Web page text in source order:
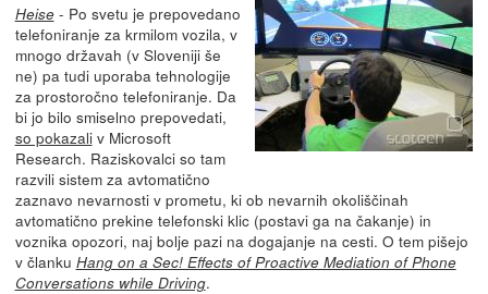
Heise- Po svetu je prepovedano
telefoniranje za krmilom vozila, v
mnogo državah (v Sloveniji še
ne) pa tudi uporaba tehnologije
za prostoročno telefoniranje. Da
bi jo bilo smiselno prepovedati,
so pokazaliv Microsoft
Research. Raziskovalci so tam
razvili sistem za avtomatično
zaznavo nevarnosti v prometu, ki ob nevarnih okoliščinah
avtomatično prekine telefonski klic (postavi ga na čakanje) in
voznika opozori, naj bolje pazi na dogajanje na cesti. O tem pišejo
v članku Hang on a Sec! Effects of Proactive Mediation of Phone
Conversations while Driving.